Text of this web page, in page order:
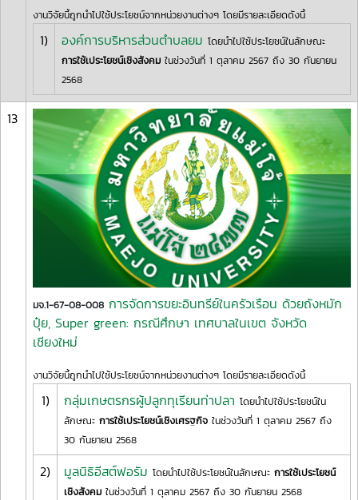
งานวิจัยนี้ถูกนำไปใช้ประโยชน์จากหน่วยงานต่างๆ โดยมีรายละเอียดดังนี้
1) องค์การบริหารส่วนตำบลยม โดยนำไปใช้ประโยชน์ในลักษณะ
การใช้เประโยชน์เชิงสังคม ในช่วงวันที่ 1 ตุลาคม 2567 ถึง 30 กันยายน
2568
13
มจ.1-67-08-008 การจัดการขยะอินทรีย์ในครัวเรือน ด้วยถังหมัก
ปุ๋ย, Super green: กรณีศึกษา เทศบาลในเขต จังหวัด
เชียงใหม่
งานวิจัยนี้ถูกนำไปใช้ประโยชน์จากหน่วยงานต่างๆ โดยมีรายละเอียดดังนี้
1) กลุ่มเกษตรกรผู้ปลูกทุเรียนท่าปลา โดยนำไปใช้ประโยชน์ใน
ลักษณะ การใช้เประโยชน์เชิงเศรฐกิจ ในช่วงวันที่ 1 ตุลาคม 2567 ถึง
30 กันยายน 2568
2) มูลนิธิอีสต์ฟอรัม โดยนำไปใช้ประโยชน์ในลักษณะ การใช้เประโยชน์
เชิงสังคม ในช่วงวันที่ 1 ตุลาคม 2567 ถึง 30 กันยายน 2568